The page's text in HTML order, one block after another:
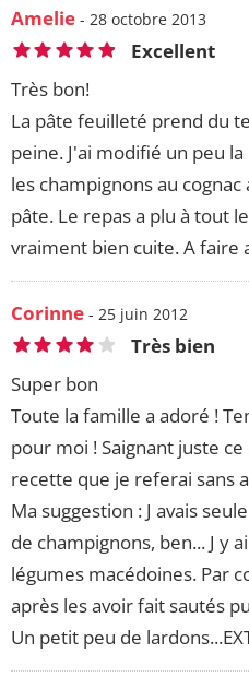
Amelie - 28 octobre 2013
Excellent
Très bon!
La pâte feuilleté prend du
peine. J'ai modifié un peu
les champignons au
pâte. Le repas a plu à tout
vraiment bien cuite. A faire
Corinne - 25 juin 2012
Très bien
Super bon
Toute la famille a adoré !
pour moi ! Saignant juste
recette que je referai sans
Ma suggestion : J avais
de champignons, ben... J y
légumes macédoines. Par
après les avoir fait sautés
Un petit peu de